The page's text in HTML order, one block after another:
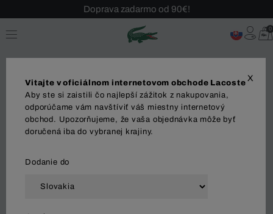
Doprava zadarmo od 90€!
Bezplatné vrátenie!
0
MUŽI ŽENY
X
Vitajte v oficiálnom internetovom obchode Lacoste
Aby ste si zaistili čo najlepší zážitok z nakupovania,
odporúčame vám navštíviť váš miestny internetový
obchod. Upozorňujeme, že vaša objednávka môže byť
doručená iba do vybranej krajiny.
Dodanie do